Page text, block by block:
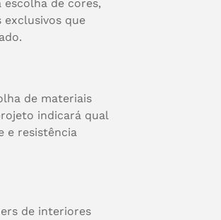
de cores,
exclusivos que
de materiais
indicará qual
e resistência
de interiores